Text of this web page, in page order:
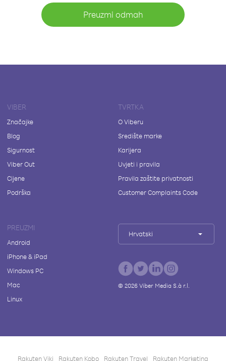
Preuzmi odmah
VIBER
Značajke
Blog
Sigurnost
Viber Out
Cijene
Podrška
TVRTKA
O Viberu
Središte marke
Karijera
Uvjeti i pravila
Pravila zaštite privatnosti
Customer Complaints Code
PREUZMI
Android
iPhone & iPad
Windows PC
Mac
Linux
Hrvatski
© 2026Viber Media S.à r.l.
Rakuten Viki Rakuten Kobo Rakuten Travel Rakuten Marketing